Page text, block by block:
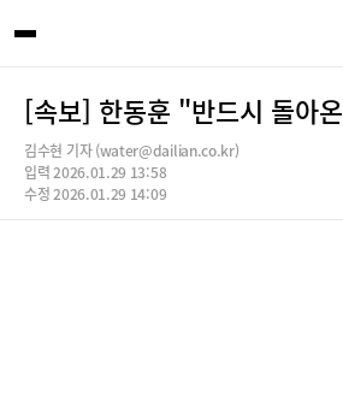
[속보] 한동훈 "반드시 돌아
김수현 기자 (water@dailian.co.kr)
입력 2026.01.29 13:58
수정 2026.01.29 14:09